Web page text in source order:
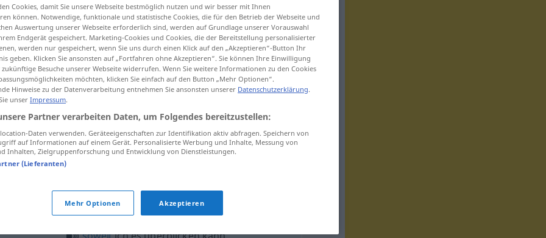
Beispiele...
situazione dieSituationüberblicken FIG
soweitich es überblicken kann
Cookies, damit Sie unsere Webseite bestmöglich nutzen und wir besser mit Ihnen
können. Notwendige, funktionale und statistische Cookies, die für den Betrieb der Webseite und
Auswertung unserer Webseite erforderlich sind, werden auf Grundlage unserer Vorauswahl
Endgerät gespeichert. Marketing-Cookies und Cookies, die der Bereitstellung personalisierter
werden nur gespeichert, wenn Sie uns durch einen Klick auf den „Akzeptieren“-Button Ihr
geben. Klicken Sie ansonsten auf „Fortfahren ohne Akzeptieren“. Sie können Ihre Einwilligung
Besuche unserer Webseite widerrufen. Wenn Sie weitere Informationen zu den Cookies
möchten, klicken Sie einfach auf den Button „Mehr Optionen“.
Hinweise zu der Datenverarbeitung entnehmen Sie ansonsten unserer Datenschutzerklärung.
unser Impressum.
Partner verarbeiten Daten, um Folgendes bereitzustellen:
Daten verwenden. Geräteeigenschaften zur Identifikation aktiv abfragen. Speichern von
auf Informationen auf einem Gerät. Personalisierte Werbung und Inhalte, Messung von
Inhalten, Zielgruppenforschung und Entwicklung von Dienstleistungen.
(Lieferanten)
Mehr Optionen Akzeptieren